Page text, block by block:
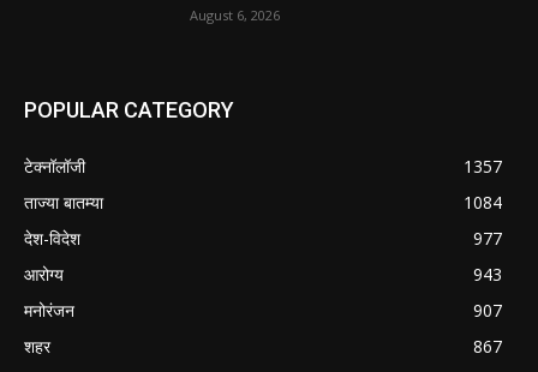
August 6, 2026
POPULAR CATEGORY
टेक्नॉलॉजी
1357
ताज्या बातम्या
1084
देश-विदेश
977
आरोग्य
943
मनोरंजन
907
शहर
867